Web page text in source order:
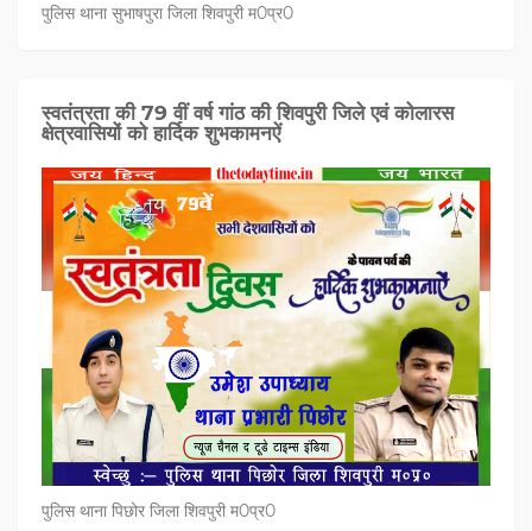
पुलिस थाना सुभाषपुरा जिला शिवपुरी म0प्र0
स्वतंत्रता की 79 वीं वर्ष गांठ की शिवपुरी जिले एवं कोलारस
क्षेत्रवासियों को हार्दिक शुभकामनऐं
पुलिस थाना पिछोर जिला शिवपुरी म0प्र0